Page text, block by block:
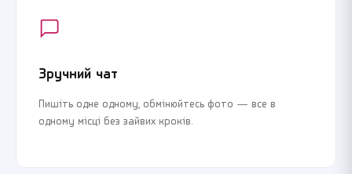
Зручний чат
Пишіть одне одному, обмінюйтесь фото — все в
одному місці без зайвих кроків.